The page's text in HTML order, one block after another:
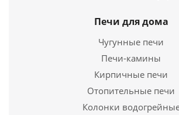
Труба моно ТМ-Р L500.430,
Печи для дома
Чугунные печи
Печи-камины
Кирпичные печи
Отопительные печи
Колонки